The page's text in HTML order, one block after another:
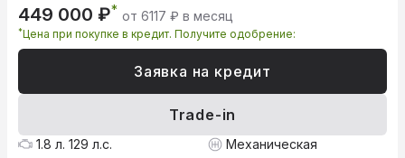
449 000 ₽* от 6117 ₽ в месяц
*Цена при покупке в кредит. Получите одобрение:
Заявка на кредит
Trade-in
1.8 л. 129 л.с.
Механическая